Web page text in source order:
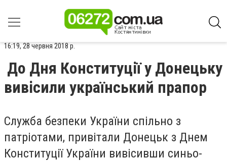
16:19, 28 червня 2018 р.
До Дня Конституції у Донецьку
вивісили український прапор
Служба безпеки України спільно з
патріотами, привітали Донецьк з Днем
Конституції України вивісивши синьо-